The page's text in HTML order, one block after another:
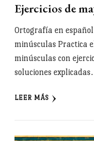
Ejercicios de
Ortografía en
minúsculas Practica
minúsculas con
soluciones
LEER MÁS